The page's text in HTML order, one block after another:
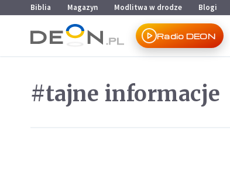
Przejdź do menu głównego
Przejdź do treści
Biblia Magazyn Modlitwa w drodze Blogi
Radio DEON
#tajne informacje